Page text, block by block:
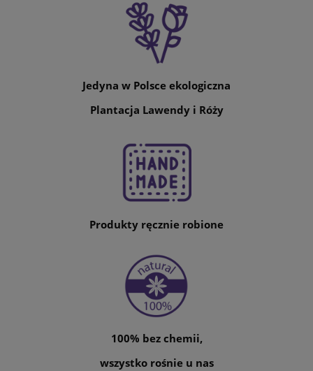
Jedyna w Polsce ekologiczna
Plantacja Lawendy i Róży
Produkty ręcznie robione
100% bez chemii,
wszystko rośnie u nas